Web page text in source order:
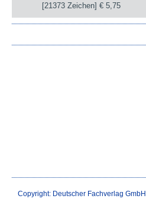
[21373 Zeichen]€ 5,75
Copyright: Deutscher Fachverlag GmbH